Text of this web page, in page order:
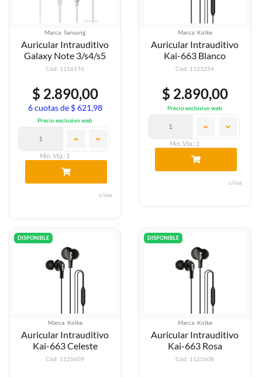
Marca: Sansung
Auricular Intrauditivo
Galaxy Note 3/s4/s5
Cód: 1116176
$ 2.890,00
6 cuotas de $ 621,98
Precio exclusivo web
Min. Vta.: 1
c/iva
Marca: Kolke
Auricular Intrauditivo
Kai-663 Blanco
Cód: 1123254
$ 2.890,00
Precio exclusivo web
Min. Vta.: 1
c/iva
DISPONIBLE
Marca: Kolke
Auricular Intrauditivo
Kai-663 Celeste
Cód: 1125609
DISPONIBLE
Marca: Kolke
Auricular Intrauditivo
Kai-663 Rosa
Cód: 1125608